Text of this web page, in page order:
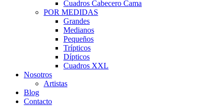
Cuadros Cabecero Cama
POR MEDIDAS
Grandes
Medianos
Pequeños
Trípticos
Dípticos
Cuadros XXL
Nosotros
Artistas
Blog
Contacto